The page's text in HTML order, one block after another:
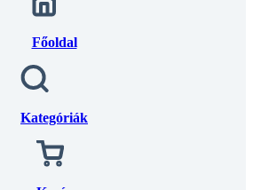
Főoldal
Kategóriák